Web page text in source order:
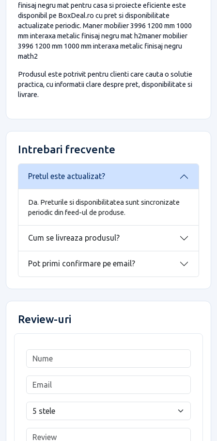
finisaj negru mat pentru casa si proiecte eficiente este
disponibil pe BoxDeal.ro cu pret si disponibilitate
actualizate periodic. Maner mobilier 3996 1200 mm 1000
mm interaxa metalic finisaj negru mat h2maner mobilier
3996 1200 mm 1000 mm interaxa metalic finisaj negru
math2
Produsul este potrivit pentru clienti care cauta o solutie
practica, cu informatii clare despre pret, disponibilitate si
livrare.
Intrebari frecvente
Pretul este actualizat?
Da. Preturile si disponibilitatea sunt sincronizate
periodic din feed-ul de produse.
Cum se livreaza produsul?
Pot primi confirmare pe email?
Review-uri